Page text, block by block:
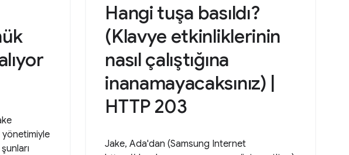
Hangi tuşa basıldı?
(Klavye etkinliklerinin
nasıl çalıştığına
inanamayacaksınız) |
HTTP 203
Jake, Ada'dan (Samsung Internet